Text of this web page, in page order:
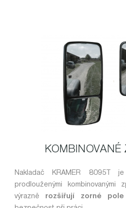
KOMBINOVANÉ
Nakladač KRAMER 8095T
prodlouženými kombinovanými
výrazně rozšiřují zorné